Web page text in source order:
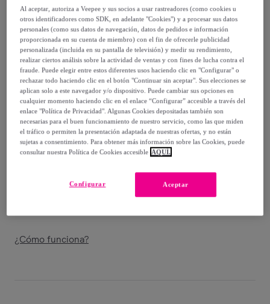
Desde
30,90 €
98,99 €
-68%
Vendido porDiempi
Entrega
Entrega desde5,95 €
¿Cómo funciona?
Al aceptar, autoriza a Veepee y sus socios a usar rastreadores (como cookies u
otros identificadores como SDK, en adelante "Cookies") y a procesar sus datos
personales (como sus datos de navegación, datos de pedidos e información
proporcionada en su cuenta de miembro) con el fin de ofrecerle publicidad
personalizada (incluida en su pantalla de televisión) y medir su rendimiento,
realizar ciertos análisis sobre la actividad de ventas y con fines de lucha contra el
fraude. Puede elegir entre estos diferentes usos haciendo clic en "Configurar" o
rechazar todo haciendo clic en el botón "Continuar sin aceptar". Sus elecciones se
aplican solo a este navegador y/o dispositivo. Puede cambiar sus opciones en
cualquier momento haciendo clic en el enlace “Configurar” accesible a través del
enlace "Política de Privacidad". Algunas Cookies depositadas también son
necesarias para el buen funcionamiento de nuestro servicio, como las que miden
el tráfico o permiten la presentación adaptada de nuestras ofertas, y no están
sujetas a consentimiento. Para obtener más información sobre las Cookies, puede
consultar nuestra Política de Cookies accesible AQUÍ.
Aceptar
Configurar